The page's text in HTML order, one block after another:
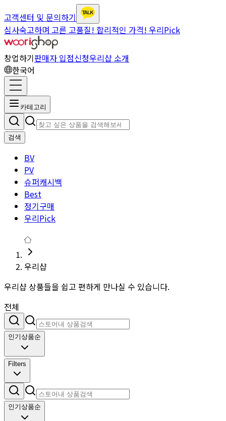
고객센터 및 문의하기
심사숙고하며 고른 고품질! 합리적인 가격! 우리Pick
창업하기판매자 입점신청우리샵 소개
한국어
카테고리
검색
BV
PV
슈퍼캐시백
Best
정기구매
우리Pick
우리샵
우리샵 상품들을 쉽고 편하게 만나실 수 있습니다.
전체
인기상품순
Filters
인기상품순